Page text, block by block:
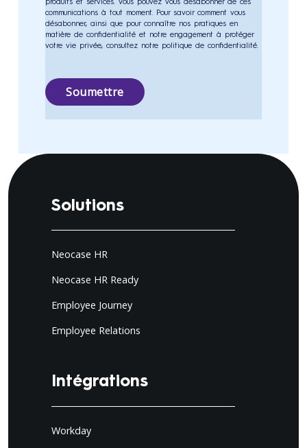
communications à tout moment. Pour savoir comment vous
désabonner, ainsi que pour connaître nos pratiques en
matière de confidentialité et notre engagement à protéger
votre vie privée, consultez notre politique de confidentialité.
Solutions
Neocase HR
Neocase HR Ready
Employee Journey
Employee Relations
Intégrations
Workday